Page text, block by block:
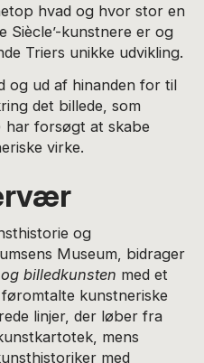
hvad og hvor stor en
Siècle’-kunstnere er og
Triers unikke udvikling.
og ud af hinanden for til
det billede, som
har forsøgt at skabe
virke.
og
Museum, bidrager
billedkunsten med et
kunstneriske
linjer, der løber fra
mens
med